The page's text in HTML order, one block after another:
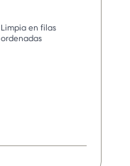
Limpia en filas
ordenadas